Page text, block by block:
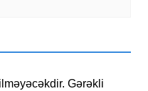
Gərəkli